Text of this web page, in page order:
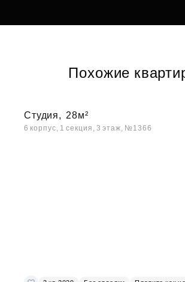
Похожие
Студия, 28м²
6 корпус, 1 секция, 3 этаж, №1366